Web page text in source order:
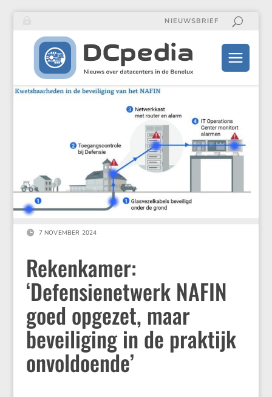
NIEUWSBRIEF
 7 NOVEMBER 2024
Rekenkamer:
‘Defensienetwerk NAFIN
goed opgezet, maar
beveiliging in de praktijk
onvoldoende’